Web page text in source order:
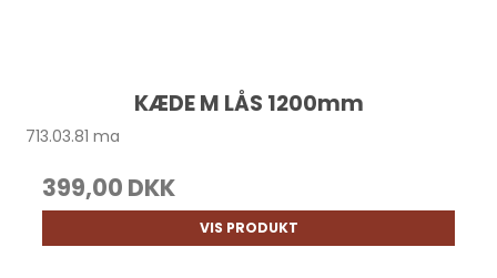
KÆDE M LÅS 1200mm
713.03.81 ma
399,00 DKK
VIS PRODUKT